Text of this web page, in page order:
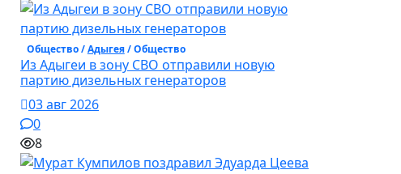
Общество /Адыгея/ Общество
Из Адыгеи в зону СВО отправили новую
партию дизельных генераторов
03 авг 2026
0
8